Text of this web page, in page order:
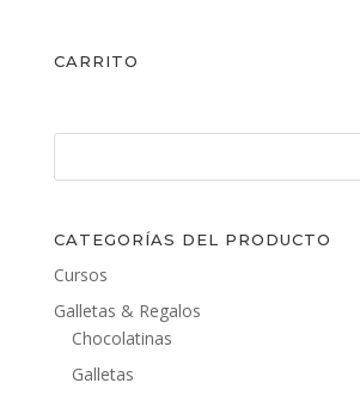
CARRITO
CATEGORÍAS DEL PRODUCTO
Cursos
Galletas & Regalos
Chocolatinas
Galletas